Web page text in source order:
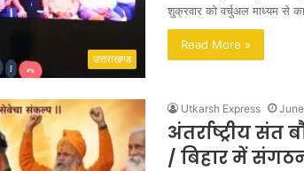
उत्तराखण्ड
शुक्रवार को वर्चुअल माध्यम से
Read More »
Utkarsh Express
अंतर्राष्ट्रीय संत
/ बिहार में